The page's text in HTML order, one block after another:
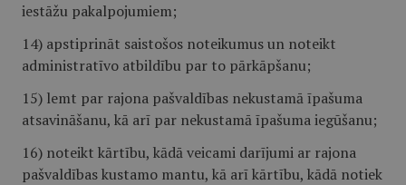
iestāžu pakalpojumiem;
14) apstiprināt saistošos noteikumus un noteikt
administratīvo atbildību par to pārkāpšanu;
15) lemt par rajona pašvaldības nekustamā īpašuma
atsavināšanu, kā arī par nekustamā īpašuma iegūšanu;
16) noteikt kārtību, kādā veicami darījumi ar rajona
pašvaldības kustamo mantu, kā arī kārtību, kādā notiek